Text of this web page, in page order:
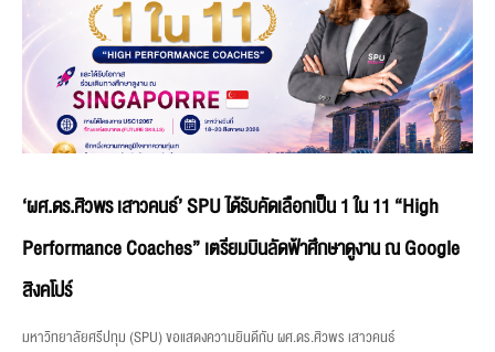
‘ผศ.ดร.ศิวพร เสาวคนธ์’ SPU ได้รับคัดเลือกเป็น 1 ใน 11 “High
Performance Coaches” เตรียมบินลัดฟ้าศึกษาดูงาน ณ Google
สิงคโปร์
มหาวิทยาลัยศรีปทุม (SPU) ขอแสดงความยินดีกับ ผศ.ดร.ศิวพร เสาวคนธ์